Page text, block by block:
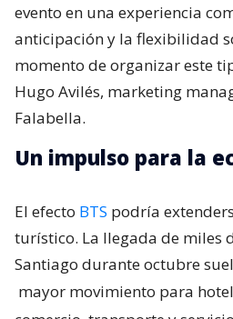
evento en una experiencia
anticipación y la flexibilidad
momento de organizar este
Hugo Avilés, marketing
Falabella.
Un impulso para la
El efecto BTS podría
turístico. La llegada de miles
Santiago durante octubre
mayor movimiento para